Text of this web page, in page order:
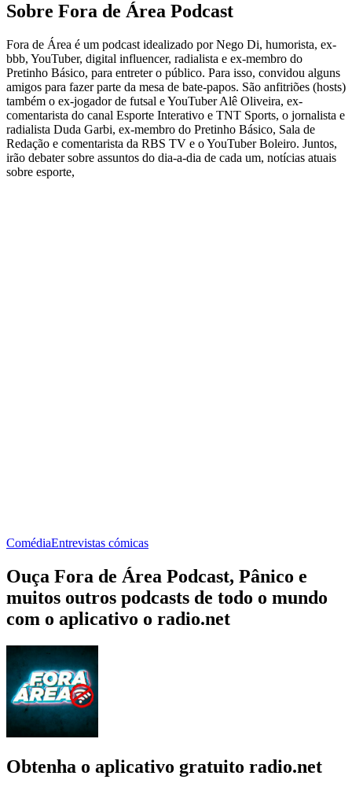
Sobre Fora de Área Podcast
Fora de Área é um podcast idealizado por Nego Di, humorista, ex-
bbb, YouTuber, digital influencer, radialista e ex-membro do
Pretinho Básico, para entreter o público. Para isso, convidou alguns
amigos para fazer parte da mesa de bate-papos. São anfitriões (hosts)
também o ex-jogador de futsal e YouTuber Alê Oliveira, ex-
comentarista do canal Esporte Interativo e TNT Sports, o jornalista e
radialista Duda Garbi, ex-membro do Pretinho Básico, Sala de
Redação e comentarista da RBS TV e o YouTuber Boleiro. Juntos,
irão debater sobre assuntos do dia-a-dia de cada um, notícias atuais
sobre esporte,
ComédiaEntrevistas cómicas
Ouça Fora de Área Podcast, Pânico e
muitos outros podcasts de todo o mundo
com o aplicativo o radio.net
Obtenha o aplicativo gratuito radio.net